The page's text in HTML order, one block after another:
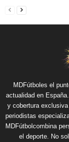
MDFútboles el
actualidad en
y cobertura
periodistas
MDFútbolcombina
el deporte. No